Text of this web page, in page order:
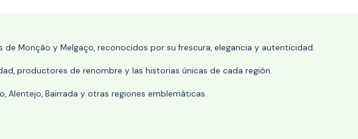
Monção y Melgaço, reconocidos por su frescura, elegancia y autenticidad.
productores de renombre y las historias únicas de cada región.
Alentejo, Bairrada y otras regiones emblemáticas.